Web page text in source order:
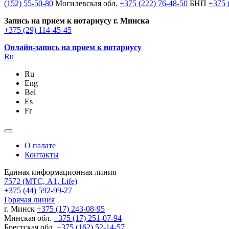
(152) 55-50-80 Могилевская обл. +375 (222) 76-48-50 БНП +375
Запись на прием к нотариусу г. Минска
+375 (29) 114-45-45
Онлайн-запись на прием к нотариусу
Ru
Ru
Eng
Bel
Es
Fr
О палате
Контакты
Единая информационная линия
7572 (МТС, A1, Life)
+375 (44) 592-99-27
Горячая линия
г. Минск +375 (17) 243-08-95
Минская обл. +375 (17) 251-07-94
Брестская обл. +375 (162) 52-14-57